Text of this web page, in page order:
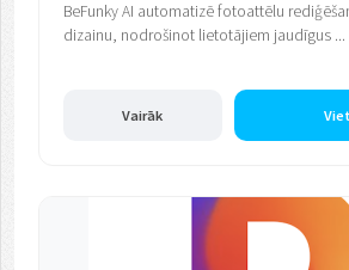
BeFunky AI automatizē fotoattēlu
dizainu, nodrošinot lietotājiem jaudīgus ...
Vairāk